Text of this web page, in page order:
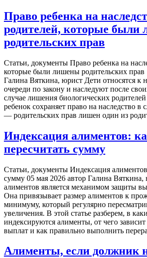
Право ребенка на
родителей, которые
родительских прав
Статьи, документы Право ребенка на
которые были лишены родительских прав
Галина Вяткина, юрист Дети относятся к
очереди по закону и наследуют после
случае лишения биологических
ребенок сохраняет право на наследство в
— родительских прав лишен один из
Индексация алиментов:
пересчитать сумму
Статьи, документы Индексация
сумму 05 мая 2026 автор Галина
алиментов является механимом защиты
Она привязывает размер алиментов к
минимуму, который регулярно
увеличения. В этой статье разберем, в
индексируются алименты, от чего
выплат и как правильно выполнить
Алименты, если должник